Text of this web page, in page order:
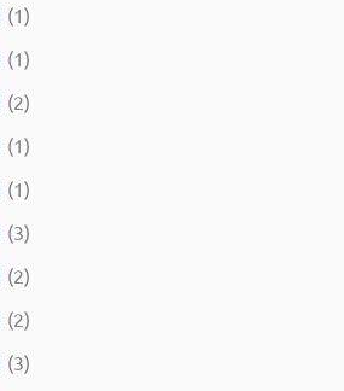
(1)
(1)
(2)
(1)
(1)
(3)
(2)
(2)
(3)